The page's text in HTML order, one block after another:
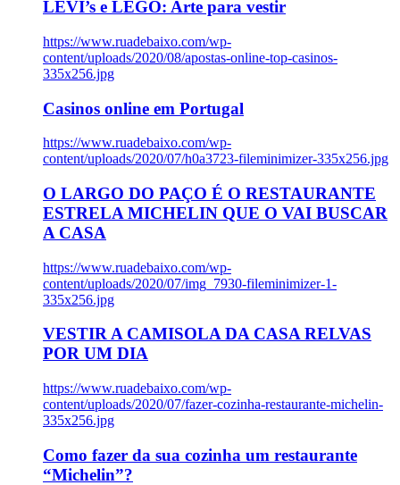
LEVI’s e LEGO: Arte para vestir
https://www.ruadebaixo.com/wp-
content/uploads/2020/08/apostas-online-top-casinos-
335x256.jpg
Casinos online em Portugal
https://www.ruadebaixo.com/wp-
content/uploads/2020/07/h0a3723-fileminimizer-335x256.jpg
O LARGO DO PAÇO É O RESTAURANTE
ESTRELA MICHELIN QUE O VAI BUSCAR
A CASA
https://www.ruadebaixo.com/wp-
content/uploads/2020/07/img_7930-fileminimizer-1-
335x256.jpg
VESTIR A CAMISOLA DA CASA RELVAS
POR UM DIA
https://www.ruadebaixo.com/wp-
content/uploads/2020/07/fazer-cozinha-restaurante-michelin-
335x256.jpg
Como fazer da sua cozinha um restaurante
“Michelin”?